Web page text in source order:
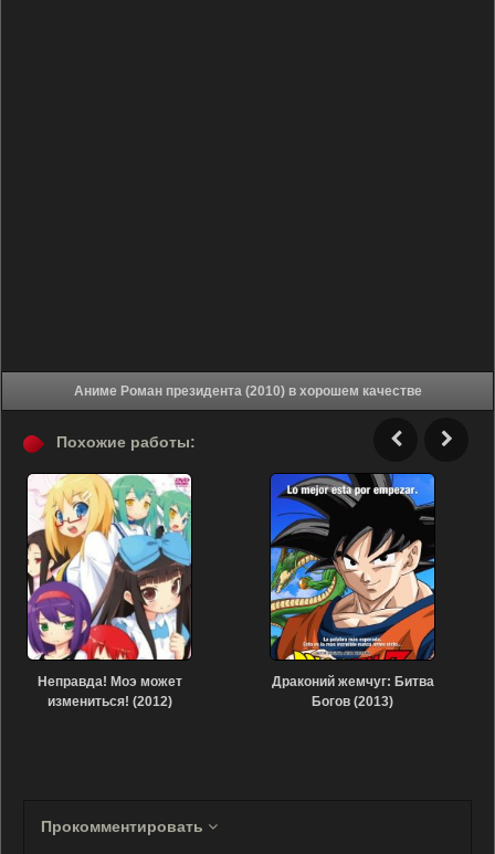
Аниме Роман президента (2010) в хорошем качестве
Похожие работы:
Неправда! Моэ может
измениться! (2012)
Драконий жемчуг: Битва
Богов (2013)
Прокомментировать